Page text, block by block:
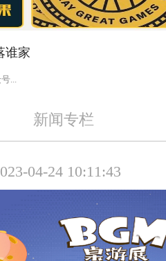
谁家
‍‍‍...
新闻专栏
04-24 10:11:43